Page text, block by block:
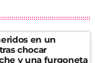
en un
chocar
y una furgoneta